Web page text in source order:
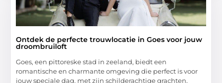
Ontdek de perfecte trouwlocatie in Goes voor jouw
droombruiloft
Goes, een pittoreske stad in zeeland, biedt een
romantische en charmante omgeving die perfect is voor
jouw speciale dag. met zijn schilderachtige grachten,